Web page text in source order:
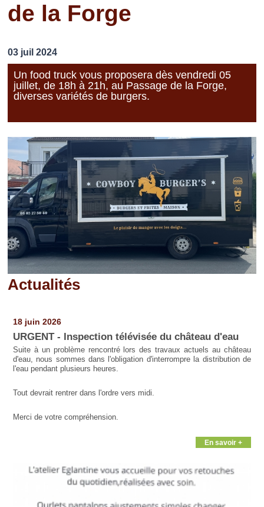
Découvrir Pierrefitte
Vos professionnels
Loisirs
de la Forge
03 juil 2024
Un food truck vous proposera dès vendredi 05
juillet, de 18h à 21h, au Passage de la Forge,
diverses variétés de burgers.
Actualités
18 juin 2026
URGENT - Inspection télévisée du château d'eau
Suite à un problème rencontré lors des travaux actuels au château
d'eau, nous sommes dans l'obligation d'interrompre la distribution de
l'eau pendant plusieurs heures.
Tout devrait rentrer dans l'ordre vers midi.
Merci de votre compréhension.
En savoir +
Pages